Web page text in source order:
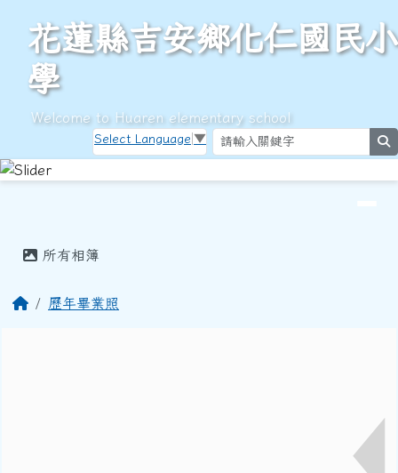
花蓮縣吉安鄉化仁國民小
學
Welcome to Huaren elementary school
Select Language ▼
所有相簿
回首頁歷年畢業照